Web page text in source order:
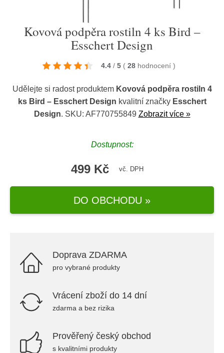
Kovová podpěra rostiln 4 ks Bird –
Esschert Design
4.4 / 5 ( 28 hodnocení )
Udělejte si radost produktem Kovová podpěra rostiln 4
ks Bird – Esschert Design kvalitní značky Esschert
Design. SKU: AF770755849 Zobrazit více »
Dostupnost:
499 Kč vč. DPH
DO OBCHODU »
Doprava ZDARMA
pro vybrané produkty
Vrácení zboží do 14 dní
zdarma a bez rizika
Prověřený český obchod
s kvalitními produkty